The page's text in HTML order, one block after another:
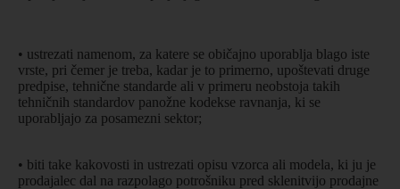
• ustrezati namenom, za katere se običajno uporablja blago iste
vrste, pri čemer je treba, kadar je to primerno, upoštevati druge
predpise, tehnične standarde ali v primeru neobstoja takih
tehničnih standardov panožne kodekse ravnanja, ki se
uporabljajo za posamezni sektor;
• biti take kakovosti in ustrezati opisu vzorca ali modela, ki ju je
prodajalec dal na razpolago potrošniku pred sklenitvijo prodajne